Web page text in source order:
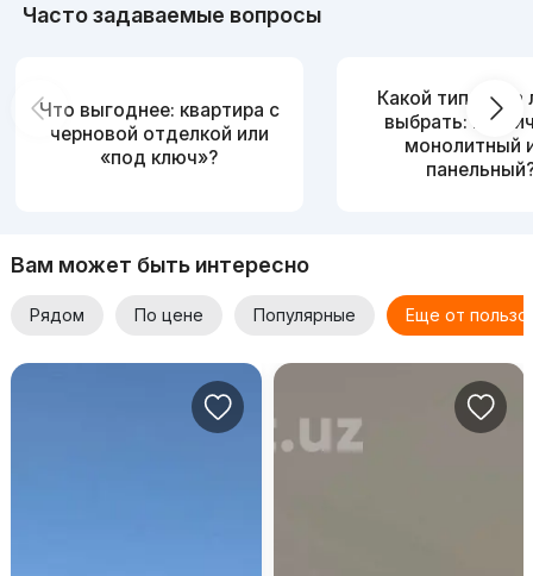
Часто задаваемые вопросы
Что выгоднее: квартира с
черновой отделкой или
«под ключ»?
Какой тип дома
выбрать:
монолитный
Вам может быть интересно
Рядом По цене Популярные Еще от